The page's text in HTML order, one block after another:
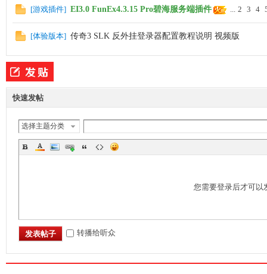
[游戏插件] EI3.0 FunEx4.3.15 Pro碧海服务端插件 ... 2 3 4
[体验版本] 传奇3 SLK 反外挂登录器配置教程说明 视频版
快速发帖
选择主题分类
您需要登录后才可以
发表帖子 转播给听众